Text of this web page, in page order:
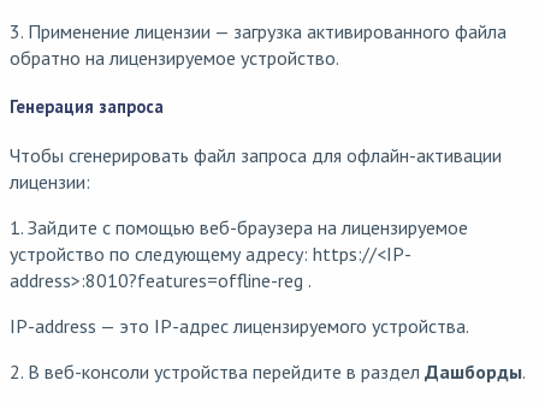
3. Применение лицензии — загрузка активированного файла
обратно на лицензируемое устройство.
Генерация запроса
Чтобы сгенерировать файл запроса для офлайн-активации
лицензии:
1. Зайдите с помощью веб-браузера на лицензируемое
устройство по следующему адресу: https://<IP-
address>:8010?features=offline-reg .
IP-address — это IP-адрес лицензируемого устройства.
2. В веб-консоли устройства перейдите в раздел Дашборды.